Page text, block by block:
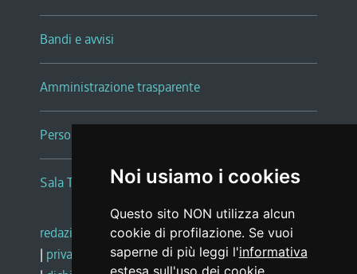
Noi usiamo i cookies
Questo sito NON utilizza alcun
cookie di profilazione. Se vuoi
saperne di più leggi l'informativa
estesa sull'uso dei cookie.
Bandi e avvisi
Amministrazione trasparente
Persone e Uffici
Sala Tiziano Tessitori
redazione web |note legali |glossario
| privacy
social media policy